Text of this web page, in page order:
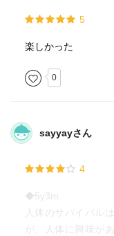
5
楽しかった
0
sayyayさん
4
◆5y3m
人体のサバイバル
が、人体に興味が